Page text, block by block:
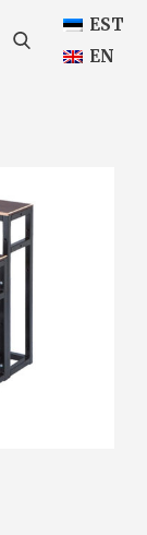
EST
EN